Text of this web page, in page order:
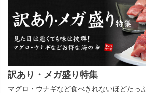
訳あり・メガ盛り特集
マグロ・ウナギなど食べきれないほどたっ